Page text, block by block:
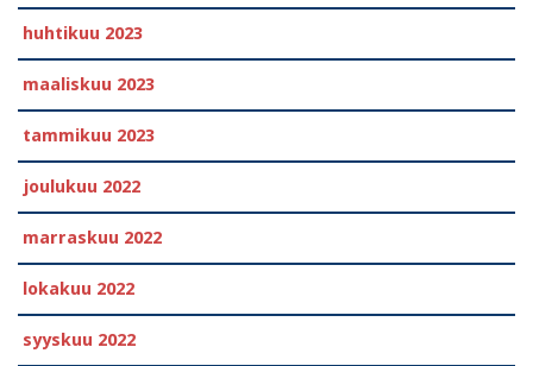
huhtikuu 2023
maaliskuu 2023
tammikuu 2023
joulukuu 2022
marraskuu 2022
lokakuu 2022
syyskuu 2022